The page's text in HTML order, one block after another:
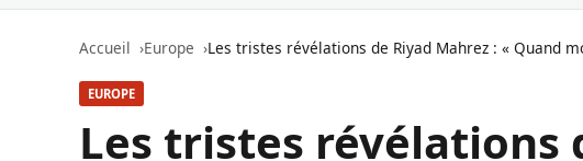
Accueil Europe Les tristes révélations de Riyad Mahrez : « Quand
EUROPE
Les tristes révélations